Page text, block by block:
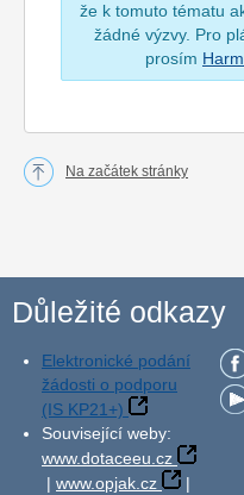
že k tomuto tématu
žádné výzvy. Pro
prosím
Na začátek stránky
Důležité odkazy
Elektronické podání
žádosti o podporu
(IS KP21+)
Související weby:
www.dotaceeu.cz
| www.opjak.cz
|